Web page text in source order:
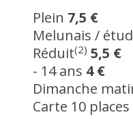
Plein 7,5 €
Melunais /
Réduit(2) 5,5 €
- 14 ans 4 €
Dimanche
Carte 10 places